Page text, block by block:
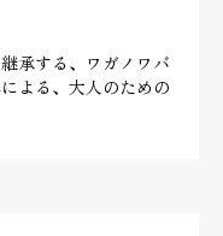
承する、ワガノワバ
よる、大人のための